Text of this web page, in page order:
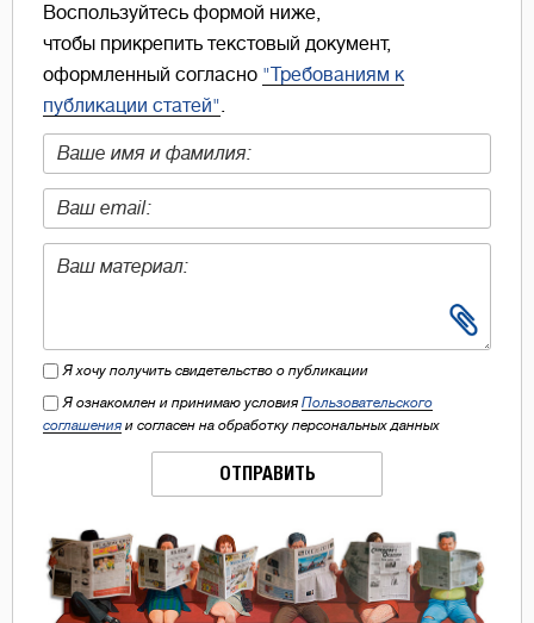
Воспользуйтесь формой ниже,
чтобы прикрепить текстовый документ,
оформленный согласно "Требованиям к
публикации статей"
Я хочу получить свидетельство о публикации
Я ознакомлен и принимаю условия Пользовательского
соглашения и согласен на обработку персональных данных
ОТПРАВИТЬ